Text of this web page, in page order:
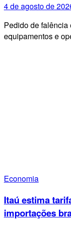
4 de agosto de
Pedido de
equipamentos e
Economia
Itaú estima
importações